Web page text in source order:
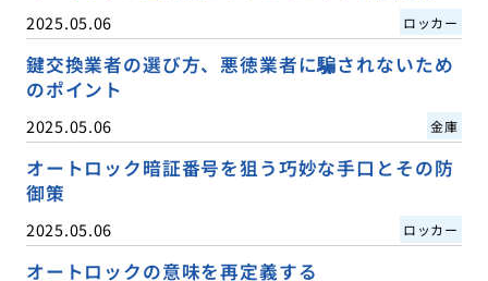
2025.05.06 ロッカー
鍵交換業者の選び方、悪徳業者に騙されないため
のポイント
2025.05.06 金庫
オートロック暗証番号を狙う巧妙な手口とその防
御策
2025.05.06 ロッカー
オートロックの意味を再定義する